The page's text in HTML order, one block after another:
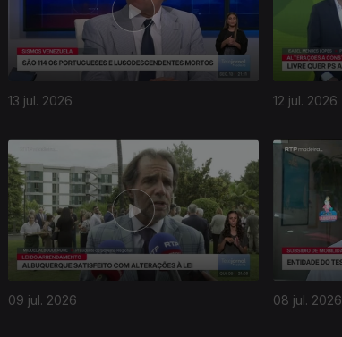
13 jul. 2026 12 jul. 2026
09 jul. 2026 08 jul. 2026